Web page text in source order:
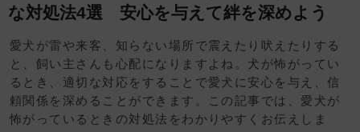
な対処法4選 安心を与えて絆を深めよう
愛犬が雷や来客、知らない場所で震えたり吠えたりする
と、飼い主さんも心配になりますよね。犬が怖がってい
るとき、適切な対応をすることで愛犬に安心を与え、信
頼関係を深めることができます。この記事では、愛犬が
怖がっているときの対処法をわかりやすくお伝えしま